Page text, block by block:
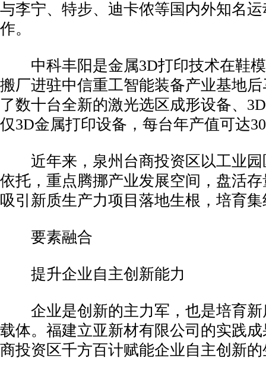
与李宁、特步、迪卡侬等国内外知名
作。
中科丰阳是金属3D打印技术在鞋模
搬厂进驻中信重工智能装备产业基地
了数十台全新的激光选区成形设备、
仅3D金属打印设备，每台年产值可达
近年来，泉州台商投资区以工业园
依托，重点腾挪产业发展空间，盘活
吸引新质生产力项目落地生根，培育
要素融合
提升企业自主创新能力
企业是创新的主力军，也是培育新
载体。福建立亚新材有限公司的实践
商投资区千方百计赋能企业自主创新